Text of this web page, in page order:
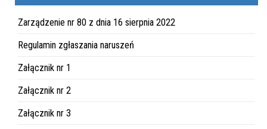
Zarządzenie nr 80 z dnia 16 sierpnia 2022
Regulamin zgłaszania naruszeń
Załącznik nr 1
Załącznik nr 2
Załącznik nr 3